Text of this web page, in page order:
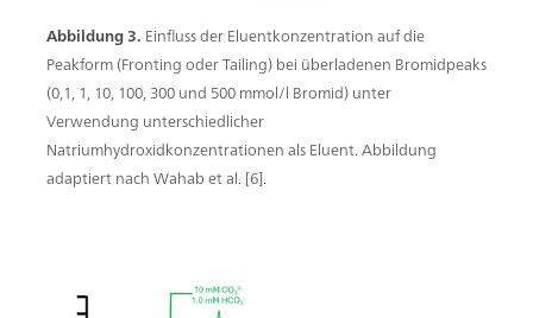
Abbildung 3. Einfluss der Eluentkonzentration auf die
Peakform (Fronting oder Tailing) bei überladenen Bromidpeaks
(0,1, 1, 10, 100, 300 und 500 mmol/l Bromid) unter
Verwendung unterschiedlicher
Natriumhydroxidkonzentrationen als Eluent. Abbildung
adaptiert nach Wahab et al. [6].